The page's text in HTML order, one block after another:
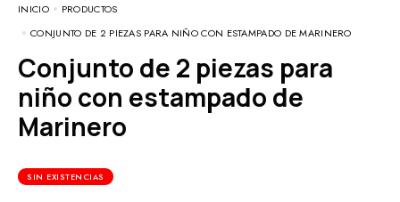
INICIO
PRODUCTOS
CONJUNTO DE 2 PIEZAS PARA NIÑO CON ESTAMPADO DE MARINERO
Conjunto de 2 piezas para
niño con estampado de
Marinero
SIN EXISTENCIAS